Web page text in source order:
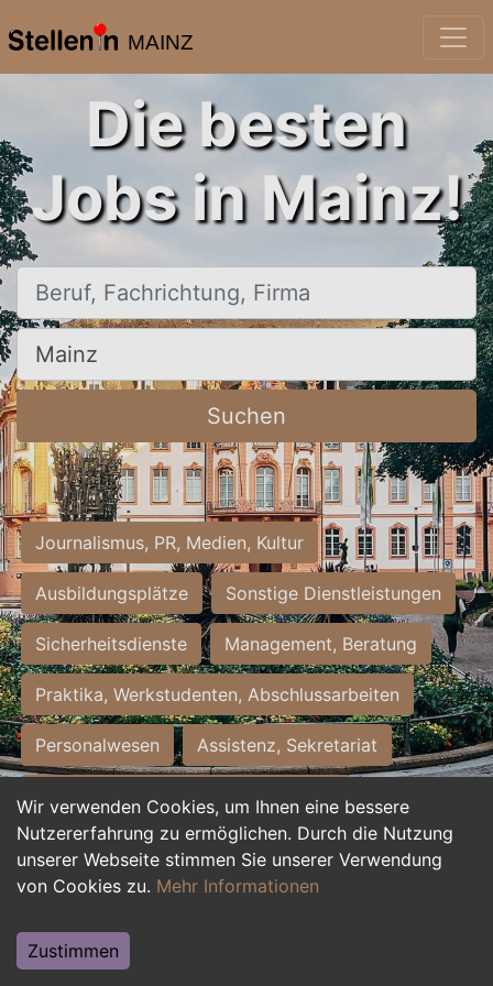
MAINZ
Wir verwenden Cookies, um Ihnen eine bessere
Nutzererfahrung zu ermöglichen. Durch die Nutzung
unserer Webseite stimmen Sie unserer Verwendung
von Cookies zu. Mehr Informationen
Zustimmen
Die besten
Jobs in Mainz!
Beruf, Fachrichtung, Firma
Ort, Stadt
Suchen
Journalismus, PR, Medien, Kultur
Ausbildungsplätze Sonstige Dienstleistungen
Sicherheitsdienste Management, Beratung
Praktika, Werkstudenten, Abschlussarbeiten
Personalwesen Assistenz, Sekretariat
Hilfskräfte, Aushilfs- und Nebenjobs
Einkauf, Logistik, Materialwirtschaft
Weiterbildung, Studium, duale Ausbildung
Tourismus